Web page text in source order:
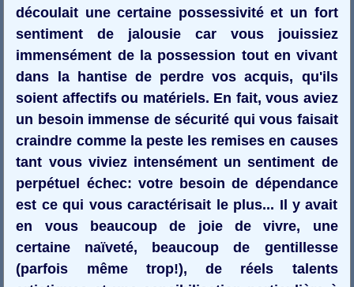
découlait une certaine possessivité et un fort
sentiment de jalousie car vous jouissiez
immensément de la possession tout en vivant
dans la hantise de perdre vos acquis, qu'ils
soient affectifs ou matériels. En fait, vous aviez
un besoin immense de sécurité qui vous faisait
craindre comme la peste les remises en causes
tant vous viviez intensément un sentiment de
perpétuel échec: votre besoin de dépendance
est ce qui vous caractérisait le plus... Il y avait
en vous beaucoup de joie de vivre, une
certaine naïveté, beaucoup de gentillesse
(parfois même trop!), de réels talents